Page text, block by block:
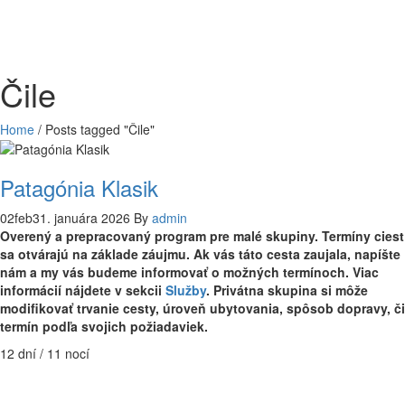
Čile
Home / Posts tagged "Čile"
Patagónia Klasik
02feb31. januára 2026 By admin
Overený a prepracovaný program pre malé skupiny. Termíny ciest
sa otvárajú na základe záujmu. Ak vás táto cesta zaujala, napíšte
nám a my vás budeme informovať o možných termínoch. Viac
informácií nájdete v sekcii Služby. Privátna skupina si môže
modifikovať trvanie cesty, úroveň ubytovania, spôsob dopravy, či
termín podľa svojich požiadaviek.
12 dní / 11 nocí